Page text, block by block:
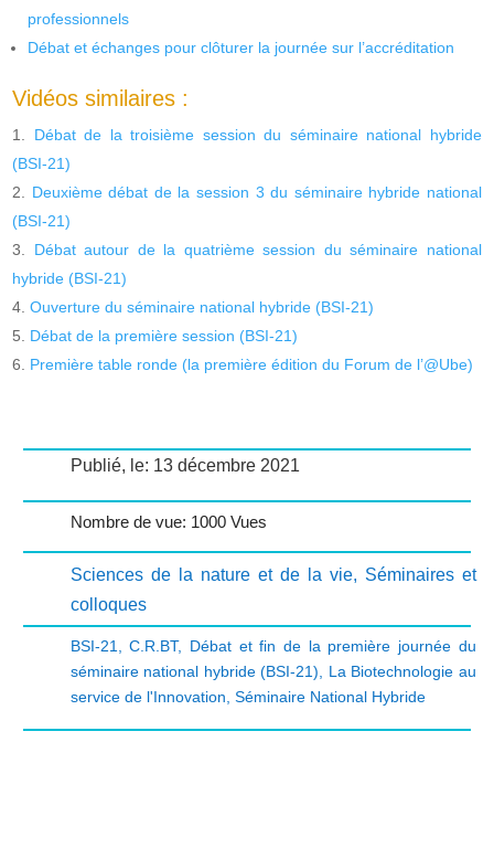
professionnels
Débat et échanges pour clôturer la journée sur l’accréditation
Vidéos similaires :
Débat de la troisième session du séminaire national hybride
(BSI-21)
Deuxième débat de la session 3 du séminaire hybride national
(BSI-21)
Débat autour de la quatrième session du séminaire national
hybride (BSI-21)
Ouverture du séminaire national hybride (BSI-21)
Débat de la première session (BSI-21)
Première table ronde (la première édition du Forum de l’@Ube)
Publié, le: 13 décembre 2021
Nombre de vue: 1000 Vues
Sciences de la nature et de la vie, Séminaires et
colloques
BSI-21 ,C.R.BT, Débat et fin de la première journée du
séminaire national hybride (BSI-21)
La Biotechnologie au
service de l'Innovation Séminaire National Hybride